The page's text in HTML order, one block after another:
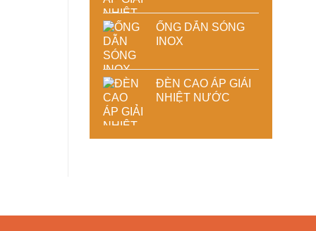
ỐNG DẪN SÓNG
INOX
ĐÈN CAO ÁP GIẢI
NHIỆT NƯỚC